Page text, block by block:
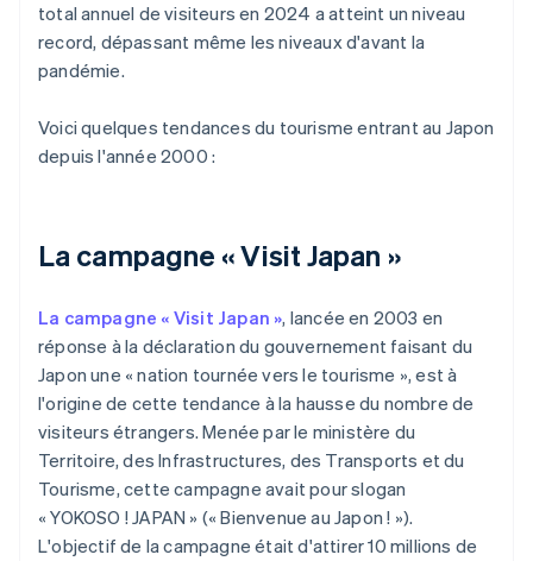
total annuel de visiteurs en 2024 a atteint un niveau
record, dépassant même les niveaux d'avant la
pandémie.
Voici quelques tendances du tourisme entrant au Japon
depuis l'année 2000 :
La campagne « Visit Japan »
La campagne « Visit Japan », lancée en 2003 en
réponse à la déclaration du gouvernement faisant du
Japon une « nation tournée vers le tourisme », est à
l'origine de cette tendance à la hausse du nombre de
visiteurs étrangers. Menée par le ministère du
Territoire, des Infrastructures, des Transports et du
Tourisme, cette campagne avait pour slogan
« YOKOSO ! JAPAN » (« Bienvenue au Japon ! »).
L'objectif de la campagne était d'attirer 10 millions de